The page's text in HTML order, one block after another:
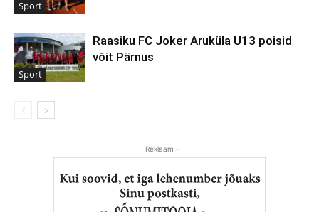
Sport
Sport
Raasiku FC Joker Aruküla U13 poisid
võit Pärnus
- Reklaam -